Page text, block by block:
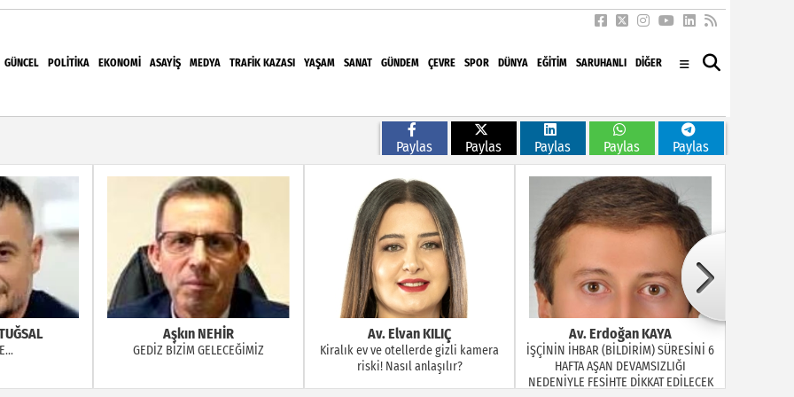
GÜNCEL POLITIKA EKONOMI ASAYIŞ MEDYA TRAFIK KAZASI YAŞAM SANAT GÜNDEM ÇEVRE SPOR DÜNYA EĞITIM SARUHANLI DİĞER
Olağan Kongresine Gidiyor: Başkan Baki Ulu
Av. Elvan KILIÇ
Kiralık ev ve otellerde gizli kamera
Av. Erdoğan KAYA
İŞÇİNİN İHBAR (BİLDİRİM) SÜRESİNİ 6
HAFTA AŞAN DEVAMSIZLIĞI
Ayşe GERENTEPE
“Dünya Kız Çocuklar Günü” mü
Dediniz!...
Paylas Paylas Paylas Paylas Paylas